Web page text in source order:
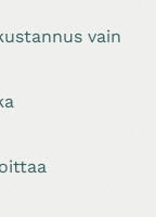
vain